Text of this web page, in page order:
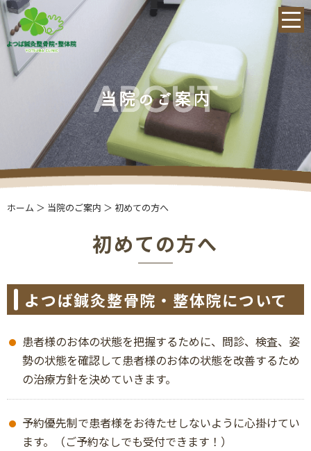
ホーム ＞ 当院のご案内 ＞ 初めての方へ
初めての方へ
よつば鍼灸整骨院・整体院について
患者様のお体の状態を把握するために、問診、検査、姿
勢の状態を確認して患者様のお体の状態を改善するため
の治療方針を決めていきます。
予約優先制で患者様をお待たせしないように心掛けてい
ます。（ご予約なしでも受付できます！）